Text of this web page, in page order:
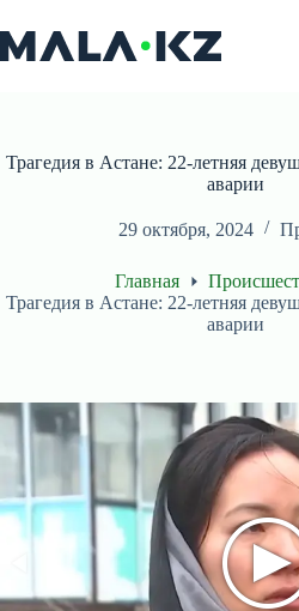
к
сути
Трагедия в Астане: 22-летняя
аварии
29 октября, 2024
Главная
Трагедия в Астане: 22-летняя
аварии